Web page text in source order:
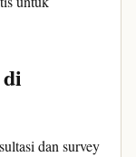
dan survey